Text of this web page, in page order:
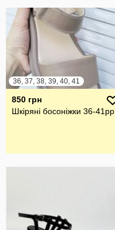
36, 37, 38, 39, 40, 41
850 грн
Шкіряні босоніжки 36-41рр.